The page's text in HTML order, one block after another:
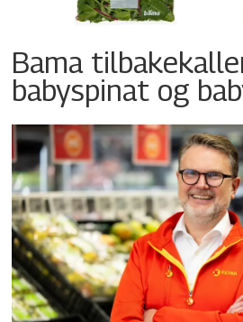
Bama
babyspinat og